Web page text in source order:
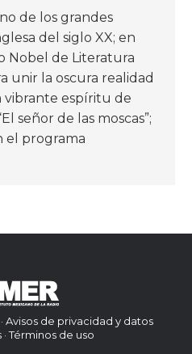
de los grandes
del siglo XX; en
Nobel de Literatura
unir la oscura realidad
espíritu de
señor de las moscas”;
el programa
Avisos de privacidad y datos
Términos de uso